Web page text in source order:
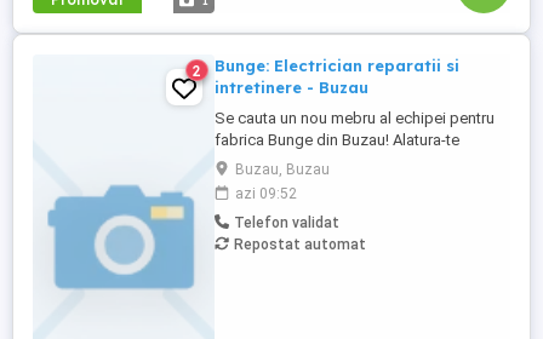
2
Bunge: Electrician reparatii si
intretinere - Buzau
Se cauta un nou mebru al echipei pentru
fabrica Bunge din Buzau! Alatura-te
echipei noastre si ajuta la construirea unei
organizatii care are misiunea de a conecta
fermierii cu consumatorii din intreaga
lume. Probabil ai auzit de brandurile
noastre locale de ulei, Floriol si Unisol
Buzau, Buzau
azi 09:52
Telefon validat
Repostat automat